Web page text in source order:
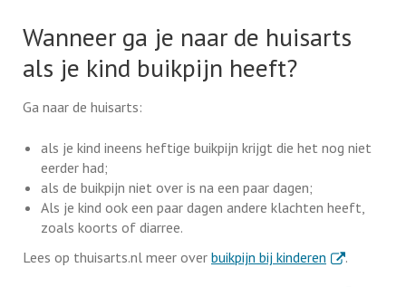
Wanneer ga je naar de huisarts
als je kind buikpijn heeft?
Ga naar de huisarts:
als je kind ineens heftige buikpijn krijgt die het nog niet
eerder had;
als de buikpijn niet over is na een paar dagen;
Als je kind ook een paar dagen andere klachten heeft,
zoals koorts of diarree.
Lees op thuisarts.nl meer over buikpijn bij kinderen . Externe link
.